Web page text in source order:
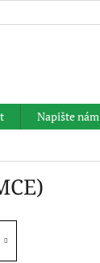
Napište nám